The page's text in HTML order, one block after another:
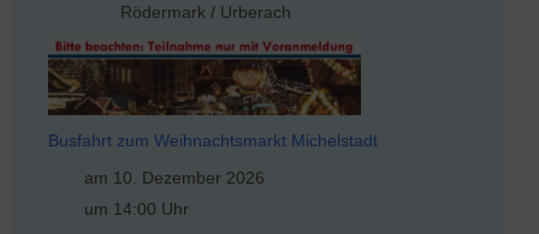
Rödermark / Urberach
Busfahrt zum Weihnachtsmarkt Michelstadt
am 10. Dezember 2026
um 14:00 Uhr